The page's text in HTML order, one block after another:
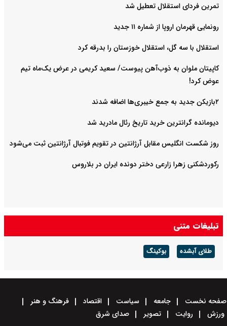
تمرین فردای استقلال تعطیل شد
رونمایی قهرمان اروپا از شماره ۱۱ جدید
استقلال با سه گل، استقلال خوزستان را بدرقه کرد
کاپیتان ملوان به ذوب‌آهن پیوست/ سعید کریمی در عرض یک‌ماه تیم
عوض کرد!
۲بازیکن جدید به جمع خیبری‌ها اضافه شدند
دیومانده گرانترین خرید تاریخ رئال مادرید شد
روز شکست انگلیس مقابل آرژانتین در تقویم فوتبال آرژانتین ثبت می‌شود
رکوردشکنی زهرا زارعی دختر دونده ایران در بلاروس
تبلیغات متنی
طلای آبشده بوکینگ
صفحه نخست جامعه سیاست اقتصاد
فرهنگ و هنر
ورزش
روایت تصویر صدای شرق